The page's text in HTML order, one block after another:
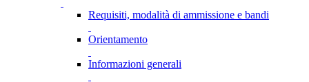
Requisiti, modalità di ammissione e bandi
Orientamento
Informazioni generali